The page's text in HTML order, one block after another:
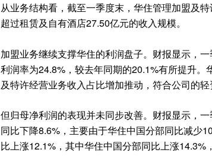
从业务结构看，截至一季度末，华住管理加盟及
超过租赁及自有酒店27.50亿元的收入规模。
加盟业务继续支撑华住的利润盘子。财报显示，
利润率为24.8%，较去年同期的20.1%有所提升
及特许经营业务收入占比增加推动，符合公司的轻
但归母净利润的表现并未同步改善。财报显示，
同比下降8.6%，主要由于华住中国分部同比减少
比上涨12.1%，其中华住中国分部同比上涨14.3%